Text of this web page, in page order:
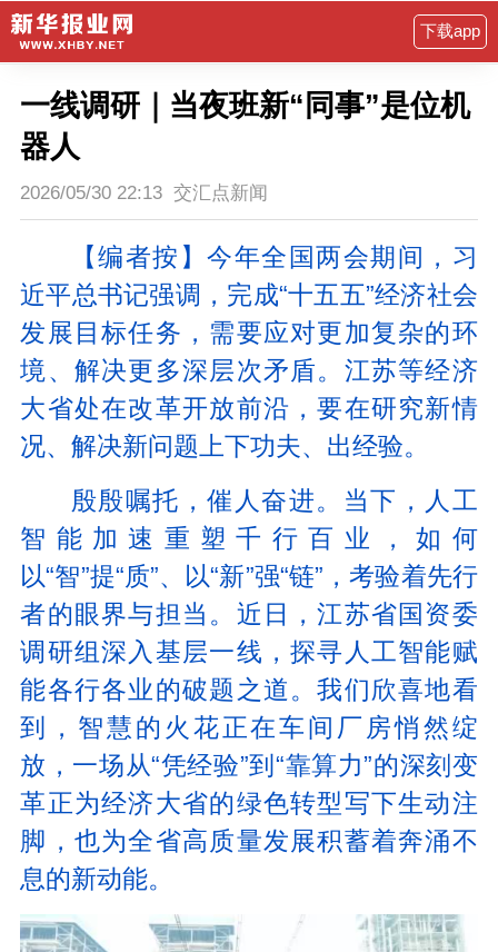
下载app
一线调研｜当夜班新“同事”是位机
器人
2026/05/30 22:13 交汇点新闻
【编者按】今年全国两会期间，习
近平总书记强调，完成“十五五”经济社会
发展目标任务，需要应对更加复杂的环
境、解决更多深层次矛盾。江苏等经济
大省处在改革开放前沿，要在研究新情
况、解决新问题上下功夫、出经验。
殷殷嘱托，催人奋进。当下，人工
智能加速重塑千行百业，如何
以“智”提“质”、以“新”强“链”，考验着先行
者的眼界与担当。近日，江苏省国资委
调研组深入基层一线，探寻人工智能赋
能各行各业的破题之道。我们欣喜地看
到，智慧的火花正在车间厂房悄然绽
放，一场从“凭经验”到“靠算力”的深刻变
革正为经济大省的绿色转型写下生动注
脚，也为全省高质量发展积蓄着奔涌不
息的新动能。